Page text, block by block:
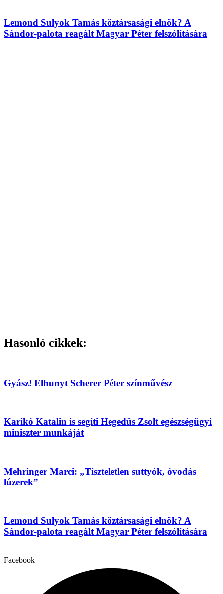
Lemond Sulyok Tamás köztársasági elnök? A
Sándor-palota reagált Magyar Péter felszólítására
Hasonló cikkek:
Gyász! Elhunyt Scherer Péter színművész
Karikó Katalin is segíti Hegedűs Zsolt egészségügyi
miniszter munkáját
Mehringer Marci: „Tiszteletlen suttyók, óvodás
lúzerek”
Lemond Sulyok Tamás köztársasági elnök? A
Sándor-palota reagált Magyar Péter felszólítására
Facebook